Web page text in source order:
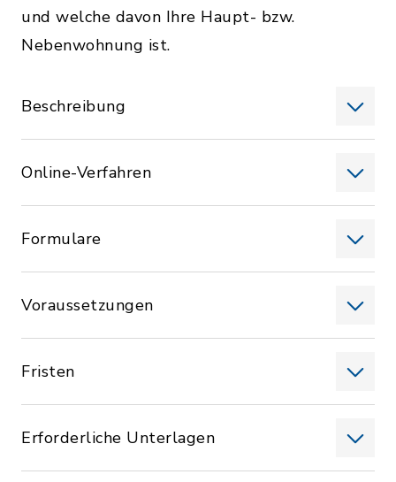
und welche davon Ihre Haupt- bzw.
Nebenwohnung ist.
Beschreibung
Online-Verfahren
Formulare
Voraussetzungen
Fristen
Erforderliche Unterlagen